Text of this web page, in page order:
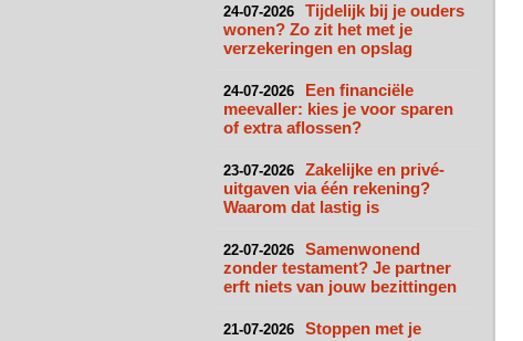
24-07-2026
Tijdelijk bij je ouders
wonen? Zo zit het met je
verzekeringen en opslag
24-07-2026
Een financiële
meevaller: kies je voor sparen
of extra aflossen?
23-07-2026
Zakelijke en privé-
uitgaven via één rekening?
Waarom dat lastig is
22-07-2026
Samenwonend
zonder testament? Je partner
erft niets van jouw bezittingen
21-07-2026
Stoppen met je